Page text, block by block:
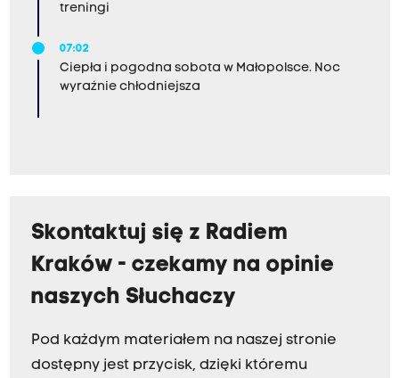
treningi
07:02
Ciepła i pogodna sobota w Małopolsce. Noc
wyraźnie chłodniejsza
Skontaktuj się z Radiem
Kraków - czekamy na opinie
naszych Słuchaczy
Pod każdym materiałem na naszej stronie
dostępny jest przycisk, dzięki któremu